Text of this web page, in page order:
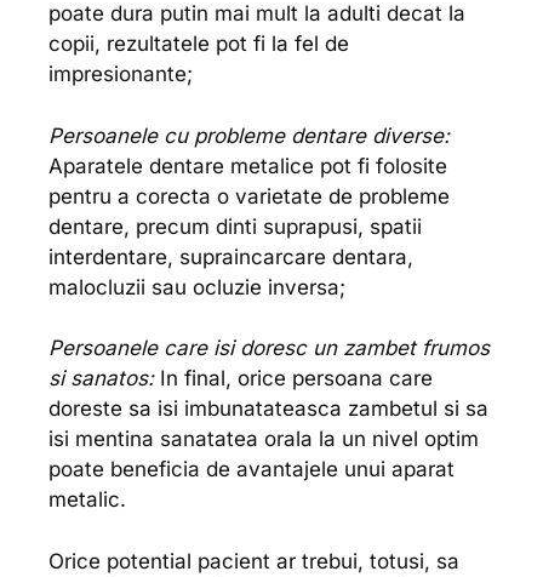
poate dura putin mai mult la adulti decat la
copii, rezultatele pot fi la fel de
impresionante;
Persoanele cu probleme dentare diverse:
Aparatele dentare metalice pot fi folosite
pentru a corecta o varietate de probleme
dentare, precum dinti suprapusi, spatii
interdentare, supraincarcare dentara,
malocluzii sau ocluzie inversa;
Persoanele care isi doresc un zambet frumos
si sanatos: In final, orice persoana care
doreste sa isi imbunatateasca zambetul si sa
isi mentina sanatatea orala la un nivel optim
poate beneficia de avantajele unui aparat
metalic.
Orice potential pacient ar trebui, totusi, sa